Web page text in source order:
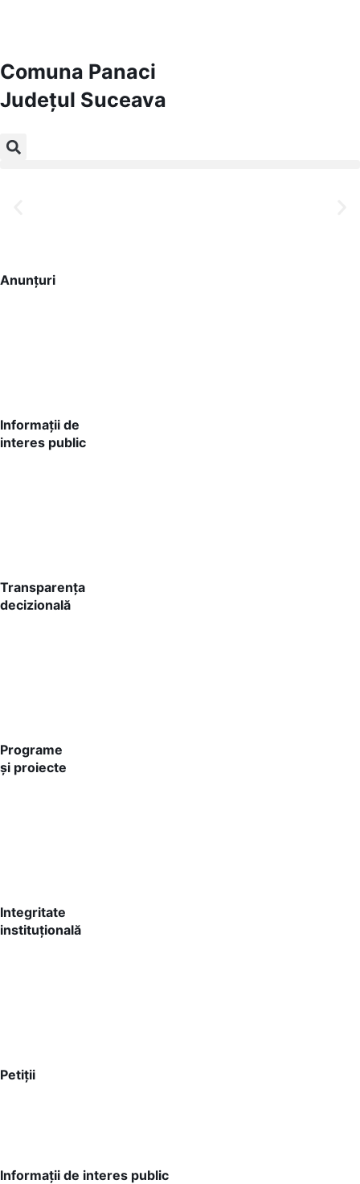
Comuna Panaci
Județul Suceava
Anunțuri
Informații de
interes public
Transparența
decizională
Programe
și proiecte
Integritate
instituțională
Petiții
Informații de interes public